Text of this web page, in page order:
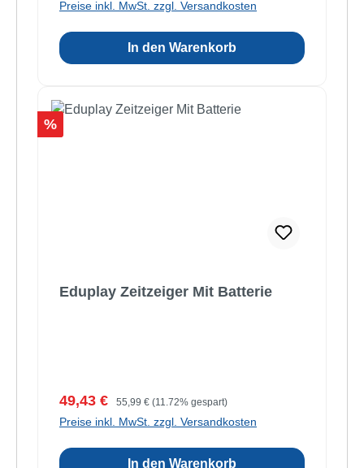
Preise inkl. MwSt. zzgl. Versandkosten
In den Warenkorb
Rabatt
%
Eduplay Zeitzeiger Mit Batterie
Verkaufspreis:
49,43 € Regulärer Preis:
55,99 € (11.72% gespart)
Preise inkl. MwSt. zzgl. Versandkosten
In den Warenkorb